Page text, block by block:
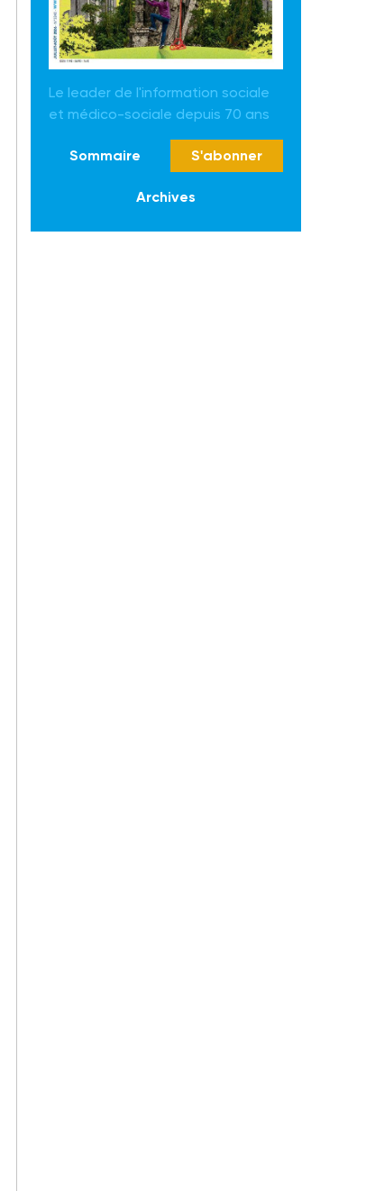
Le leader de l'information sociale
et médico-sociale depuis 70 ans
Sommaire S'abonner
Archives